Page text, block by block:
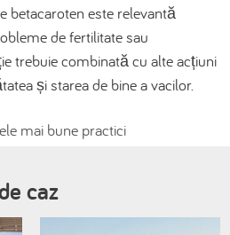
betacaroten este relevantă
de fertilitate sau
trebuie combinată cu alte acțiuni
și starea de bine a vacilor.
mai bune practici
caz